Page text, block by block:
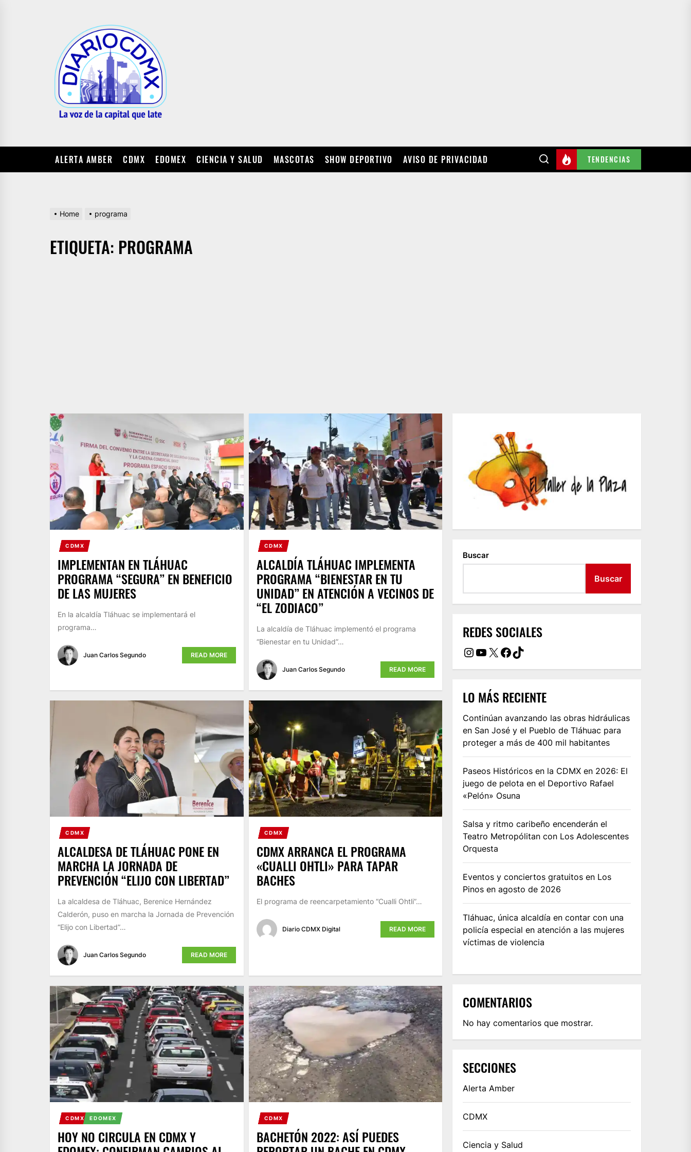
ALERTA AMBER CDMX EDOMEX CIENCIA Y SALUD MASCOTAS SHOW DEPORTIVO AVISO DE PRIVACIDAD TENDENCIAS
Home programa
ETIQUETA: PROGRAMA
CDMX
IMPLEMENTAN EN TLÁHUAC
PROGRAMA “SEGURA” EN BENEFICIO
DE LAS MUJERES
En la alcaldía Tláhuac se implementará el
programa…
Juan Carlos Segundo READ MORE
CDMX
ALCALDÍA TLÁHUAC IMPLEMENTA
PROGRAMA “BIENESTAR EN TU
UNIDAD” EN ATENCIÓN A VECINOS DE
“EL ZODIACO”
La alcaldía de Tláhuac implementó el programa
“Bienestar en tu Unidad”…
Juan Carlos Segundo READ MORE
CDMX
ALCALDESA DE TLÁHUAC PONE EN
MARCHA LA JORNADA DE
PREVENCIÓN “ELIJO CON LIBERTAD”
La alcaldesa de Tláhuac, Berenice Hernández
Calderón, puso en marcha la Jornada de Prevención
“Elijo con Libertad”…
Juan Carlos Segundo READ MORE
CDMX
CDMX ARRANCA EL PROGRAMA
«CUALLI OHTLI» PARA TAPAR
BACHES
El programa de reencarpetamiento “Cualli Ohtli”…
Diario CDMX Digital READ MORE
CDMX EDOMEX
HOY NO CIRCULA EN CDMX Y
CDMX
BACHETÓN 2022: ASÍ PUEDES
Buscar
Buscar
REDES SOCIALES
Instagram
YouTube
X Facebook
TikTok
LO MÁS RECIENTE
Continúan avanzando las obras hidráulicas
en San José y el Pueblo de Tláhuac para
proteger a más de 400 mil habitantes
Paseos Históricos en la CDMX en 2026: El
juego de pelota en el Deportivo Rafael
«Pelón» Osuna
Salsa y ritmo caribeño encenderán el
Teatro Metropólitan con Los Adolescentes
Orquesta
Eventos y conciertos gratuitos en Los
Pinos en agosto de 2026
Tláhuac, única alcaldía en contar con una
policía especial en atención a las mujeres
víctimas de violencia
COMENTARIOS
No hay comentarios que mostrar.
SECCIONES
Alerta Amber
CDMX
Ciencia y Salud